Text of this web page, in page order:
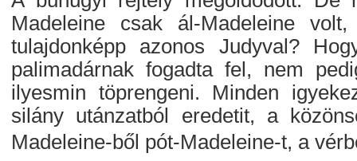
Madeleine csak ál-Madeleine
tulajdonképp azonos Judyval?
palimadárnak fogadta fel, nem
ilyesmin töprengeni. Minden
silány utánzatból eredetit, a
Madeleine-ből pót-Madeleine-t, a